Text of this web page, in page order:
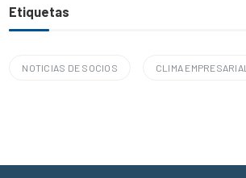
Etiquetas
NOTICIAS DE SOCIOS CLIMA EMPRESARIAL